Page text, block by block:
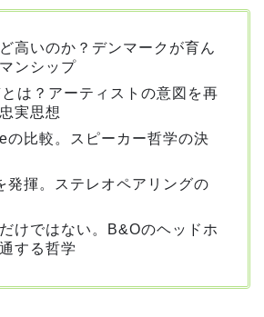
高いのか？デンマークが育ん
ンシップ
は？アーティストの意図を再
実思想
の比較。スピーカー哲学の決
発揮。ステレオペアリングの
けではない。B&Oのヘッドホ
する哲学